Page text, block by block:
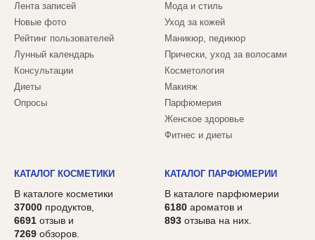
Лента записей
Новые фото
Рейтинг пользователей
Лунный календарь
Консультации
Диеты
Опросы
Мода и стиль
Уход за кожей
Маникюр, педикюр
Прически, уход за волосами
Косметология
Макияж
Парфюмерия
Женское здоровье
Фитнес и диеты
КАТАЛОГ КОСМЕТИКИ
В каталоге косметики
37000 продуктов,
6691 отзыв и
7269 обзоров.
КАТАЛОГ ПАРФЮМЕРИИ
В каталоге парфюмерии
6180 ароматов и
893 отзыва на них.